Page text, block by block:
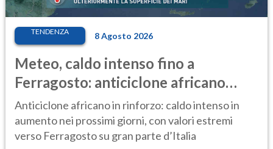
TENDENZA 8 Agosto 2026
Meteo, caldo intenso fino a
Ferragosto: anticiclone africano
ancora protagonista
Anticiclone africano in rinforzo: caldo intenso in
aumento nei prossimi giorni, con valori estremi
verso Ferragosto su gran parte d’Italia